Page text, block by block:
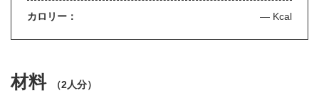
カロリー： — Kcal
材料 （2人分）